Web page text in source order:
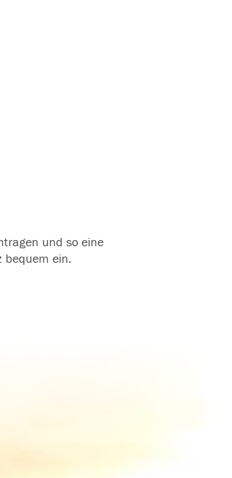
und so eine
bequem ein.